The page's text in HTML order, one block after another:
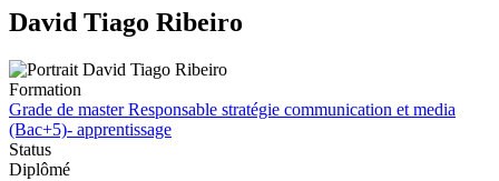
David Tiago Ribeiro
Formation
Grade de master Responsable stratégie communication et media
(Bac+5)- apprentissage
Status
Diplômé